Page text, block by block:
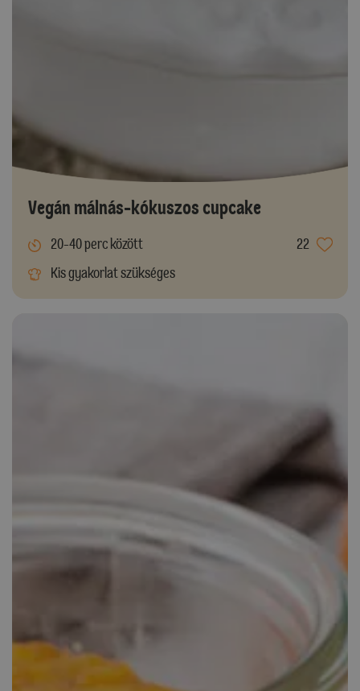
Vegán málnás-kókuszos cupcake
20-40 perc között
22
Kis gyakorlat szükséges